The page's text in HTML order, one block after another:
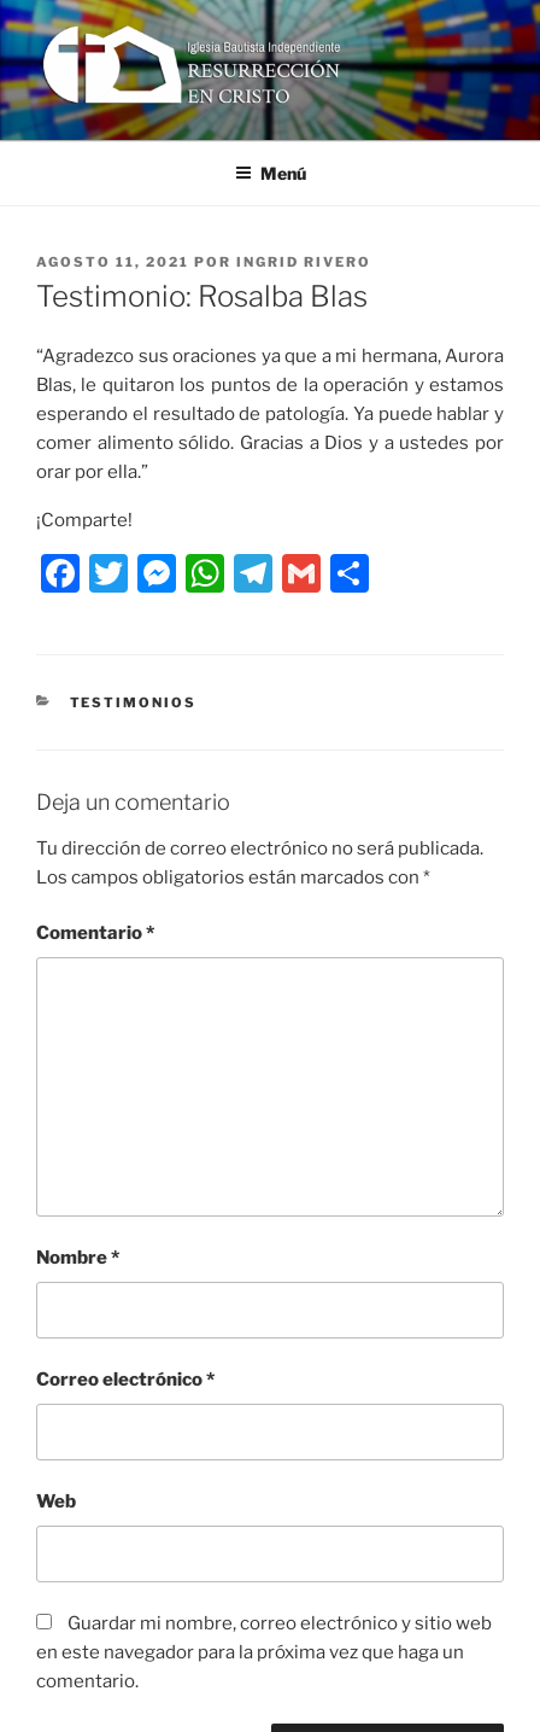
Ir
contenido
RESURRECCIÓN EN CRISTO
Iglesia Bautista Independiente
Menú
PUBLICADO
EN
AGOSTO 11, 2021 POR INGRID RIVERO
Testimonio: Rosalba Blas
“Agradezco sus oraciones ya que a mi hermana, Aurora
Blas, le quitaron los puntos de la operación y estamos
esperando el resultado de patología. Ya puede hablar y
comer alimento sólido. Gracias a Dios y a ustedes por
orar por ella.”
¡Comparte!
F
e
o
k
T
er
M
e
er
W
p
T
G
CATEGORÍAS
TESTIMONIOS
Deja un comentario
Tu dirección de correo electrónico no será publicada.
Los campos obligatorios están marcados con *
Comentario*
Nombre*
Correo electrónico*
Web
Guardar mi nombre, correo electrónico y sitio web
en este navegador para la próxima vez que haga un
comentario.